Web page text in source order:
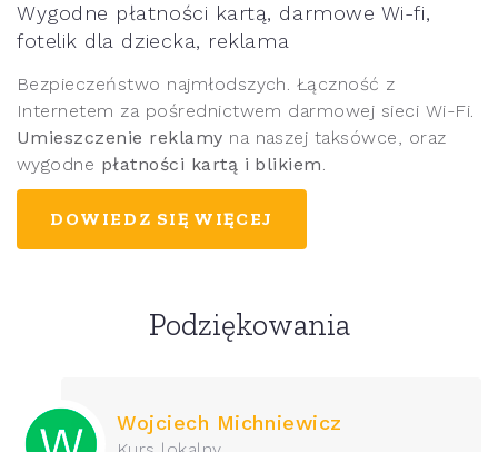
Wygodne płatności kartą, darmowe Wi-fi,
fotelik dla dziecka, reklama
Bezpieczeństwo najmłodszych. Łączność z
Internetem za pośrednictwem darmowej sieci Wi-Fi.
Umieszczenie reklamy na naszej taksówce, oraz
wygodne płatności kartą i blikiem
DOWIEDZ SIĘ WIĘCEJ
Podziękowania
Wojciech Michniewicz